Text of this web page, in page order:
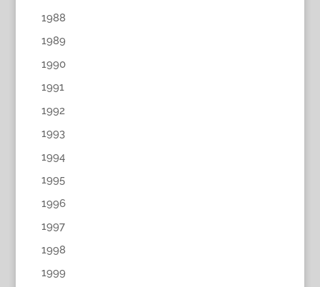
1988
1989
1990
1991
1992
1993
1994
1995
1996
1997
1998
1999